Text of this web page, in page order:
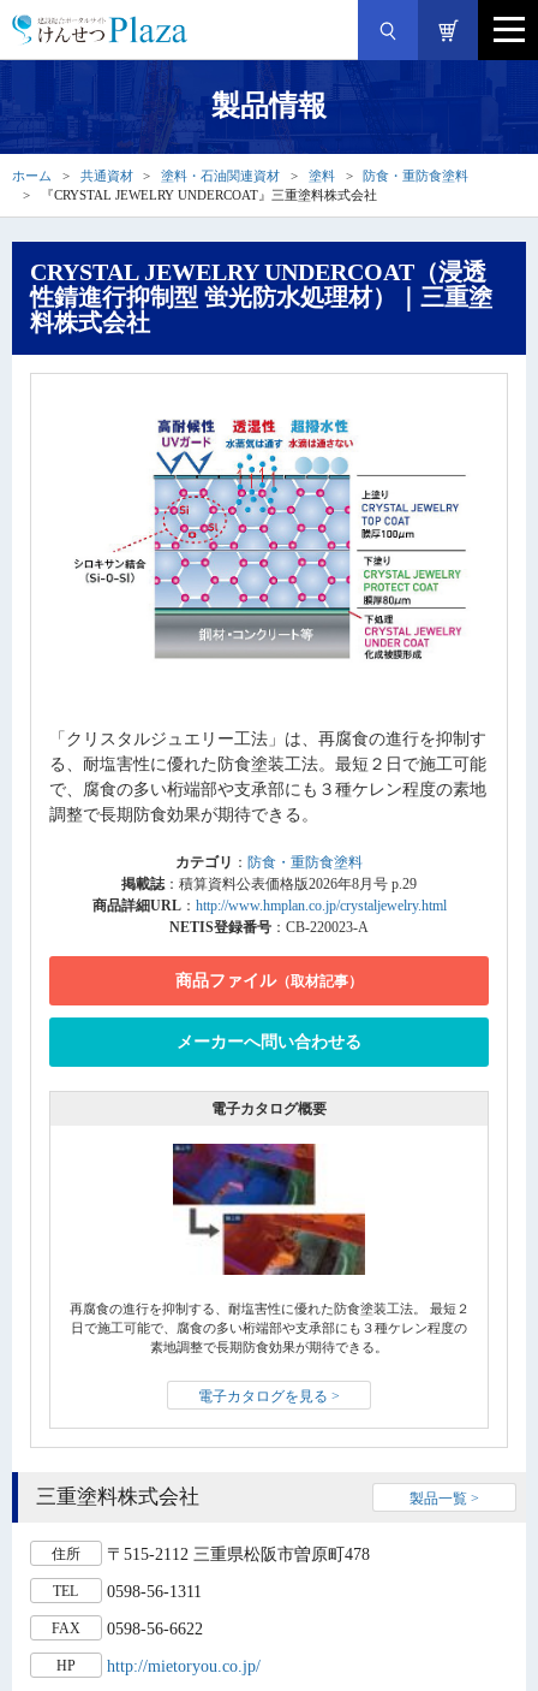
製品情報
ホーム 共通資材 塗料・石油関連資材 塗料
防食・重防食塗料
『CRYSTAL JEWELRY UNDERCOAT』三重塗料株式会社
CRYSTAL JEWELRY UNDERCOAT（浸透
性錆進行抑制型 蛍光防水処理材）｜三重塗
料株式会社
「クリスタルジュエリー工法」は、再腐食の進行を抑制す
る、耐塩害性に優れた防食塗装工法。最短２日で施工可能
で、腐食の多い桁端部や支承部にも３種ケレン程度の素地
調整で長期防食効果が期待できる。
カテゴリ ： 防食・重防食塗料
掲載誌：積算資料公表価格版2026年8月号 p.29
商品詳細URL： http://www.hmplan.co.jp/crystaljewelry.html
NETIS登録番号 ：CB-220023-A
商品ファイル（取材記事）
メーカーへ問い合わせる
電子カタログ概要
再腐食の進行を抑制する、耐塩害性に優れた防食塗装工法。 最短２
日で施工可能で、腐食の多い桁端部や支承部にも３種ケレン程度の
素地調整で長期防食効果が期待できる。
電子カタログを見る >
三重塗料株式会社 製品一覧 >
住所 〒515-2112 三重県松阪市曽原町478
TEL 0598-56-1311
FAX 0598-56-6622
HP http://mietoryou.co.jp/